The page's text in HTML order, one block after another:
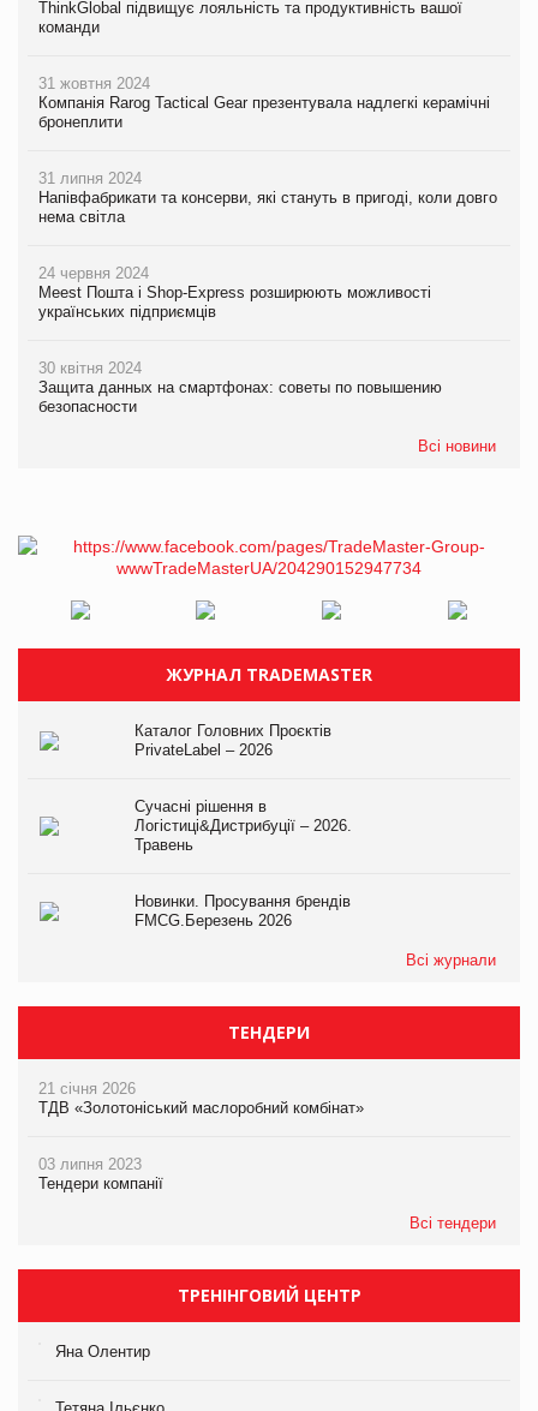
ThinkGlobal підвищує лояльність та продуктивність вашої
команди
31 жовтня 2024
Компанія Rarog Tactical Gear презентувала надлегкі керамічні
бронеплити
31 липня 2024
Напівфабрикати та консерви, які стануть в пригоді, коли довго
нема світла
24 червня 2024
Meest Пошта і Shop-Express розширюють можливості
українських підприємців
30 квітня 2024
Защита данных на смартфонах: советы по повышению
безопасности
Всі новини
ЖУРНАЛ TRADEMASTER
Каталог Головних Проєктів
PrivateLabel – 2026
Сучасні рішення в
Логістиці&Дистрибуції – 2026.
Травень
Новинки. Просування брендів
FMCG.Березень 2026
Всі журнали
ТЕНДЕРИ
21 січня 2026
ТДВ «Золотоніський маслоробний комбінат»
03 липня 2023
Тендери компанії
Всі тендери
ТРЕНІНГОВИЙ ЦЕНТР
Яна Олентир